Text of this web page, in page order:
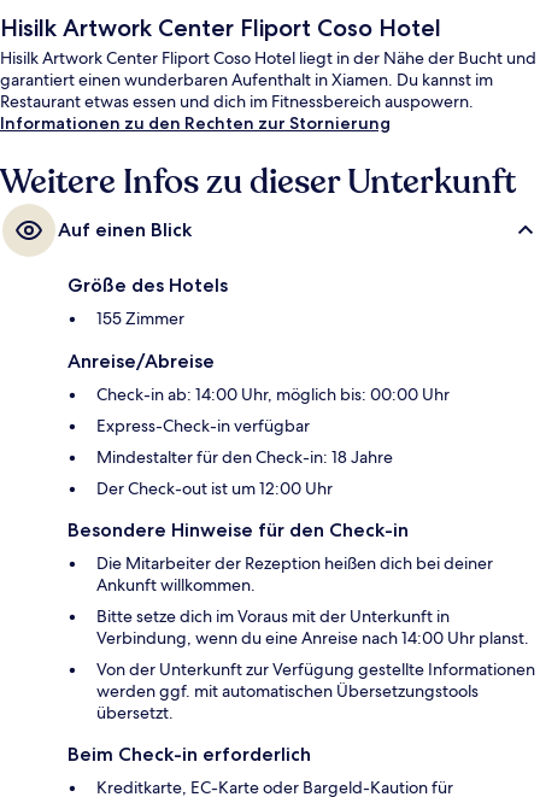
Hisilk Artwork Center Fliport Coso Hotel
Hisilk Artwork Center Fliport Coso Hotel liegt in der Nähe der Bucht und
garantiert einen wunderbaren Aufenthalt in Xiamen. Du kannst im
Restaurant etwas essen und dich im Fitnessbereich auspowern.
Informationen zu den Rechten zur Stornierung
Weitere Infos zu dieser Unterkunft
Auf einen Blick
Größe des Hotels
155 Zimmer
Anreise/Abreise
Check-in ab: 14:00 Uhr, möglich bis: 00:00 Uhr
Express-Check-in verfügbar
Mindestalter für den Check-in: 18 Jahre
Der Check-out ist um 12:00 Uhr
Besondere Hinweise für den Check-in
Die Mitarbeiter der Rezeption heißen dich bei deiner
Ankunft willkommen.
Bitte setze dich im Voraus mit der Unterkunft in
Verbindung, wenn du eine Anreise nach 14:00 Uhr planst.
Von der Unterkunft zur Verfügung gestellte Informationen
werden ggf. mit automatischen Übersetzungstools
übersetzt.
Beim Check-in erforderlich
Kreditkarte, EC-Karte oder Bargeld-Kaution für